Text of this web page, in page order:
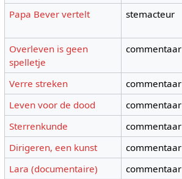
Papa Bever vertelt stemacteur
Overleven is geen
spelletje
commentaar
Verre streken commentaar
Leven voor de dood
commentaar
Sterrenkunde
commentaar
Dirigeren, een kunst
commentaar
Lara (documentaire)
commentaar